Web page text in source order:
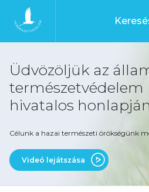
Ugrás a tartalomhoz
Főoldal
Üdvözöljük az
természetvédelem
hivatalos
Célunk a hazai természeti örökségünk
Videó lejátszása